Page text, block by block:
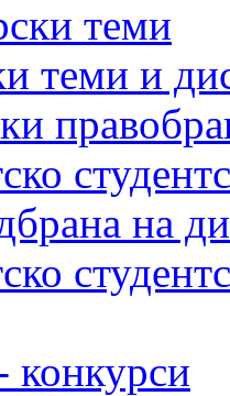
теми
теми и
на
конкурси